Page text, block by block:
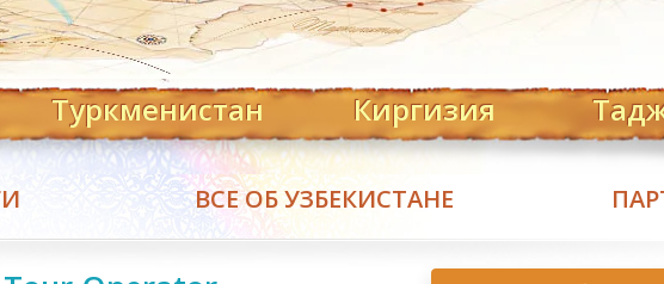
Туркменистан Киргизия
ВСЕ ОБ УЗБЕКИСТАНЕ